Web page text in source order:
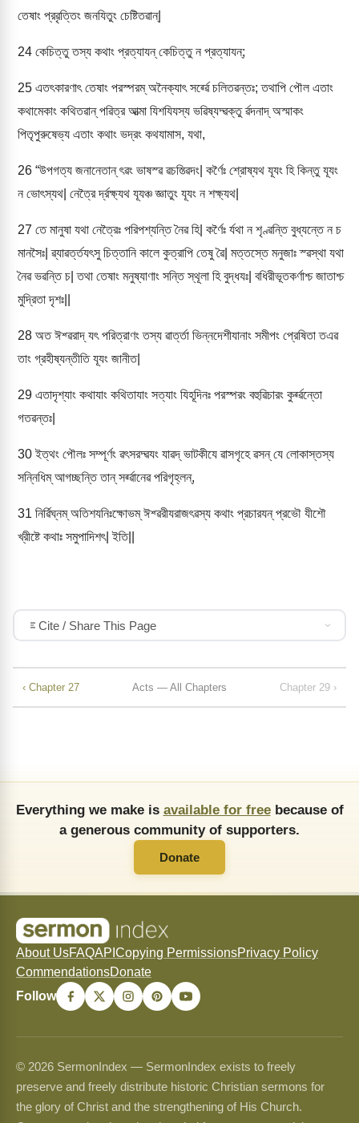
তেষাং প্রৱৃত্তিং জনযিতুং চেষ্টিতৱান্|
24 কেচিত্তু তস্য কথাং প্রত্যাযন্ কেচিত্তু ন প্রত্যাযন্;
25 এতৎকারণাৎ তেষাং পরস্পরম্ অনৈক্যাৎ সর্ৱ্ৱে চলিতৱন্তঃ; তথাপি পৌল এতাং
কথামেকাং কথিতৱান্ পৱিত্র আত্মা যিশযিযস্য ভৱিষ্যদ্ৱক্তু র্ৱদনাদ্ অস্মাকং
পিতৃপুরুষেভ্য এতাং কথাং ভদ্রং কথযামাস, যথা,
26 “উপগত্য জনানেতান্ ৎৱং ভাষস্ৱ ৱচস্ত্ৱিদং| কর্ণৈঃ শ্রোষ্যথ যূযং হি কিন্তু যূযং
ন ভোৎস্যথ| নেত্রৈ র্দ্রক্ষ্যথ যূযঞ্চ জ্ঞাতুং যূযং ন শক্ষ্যথ|
27 তে মানুষা যথা নেত্রৈঃ পরিপশ্যন্তি নৈৱ হি| কর্ণৈঃ র্যথা ন শৃণ্ৱন্তি বুধ্যন্তে ন চ
মানসৈঃ| ৱ্যাৱর্ত্তযৎসু চিত্তানি কালে কুত্রাপি তেষু ৱৈ| মত্তস্তে মনুজাঃ স্ৱস্থা যথা
নৈৱ ভৱন্তি চ| তথা তেষাং মনুষ্যাণাং সন্তি স্থূলা হি বুদ্ধযঃ| বধিরীভূতকর্ণাশ্চ জাতাশ্চ
মুদ্রিতা দৃশঃ||
28 অত ঈশ্ৱরাদ্ যৎ পরিত্রাণং তস্য ৱার্ত্তা ভিন্নদেশীযানাং সমীপং প্রেষিতা তএৱ
তাং গ্রহীষ্যন্তীতি যূযং জানীত|
29 এতাদৃশ্যাং কথাযাং কথিতাযাং সত্যাং যিহূদিনঃ পরস্পরং বহুৱিচারং কুর্ৱ্ৱন্তো
গতৱন্তঃ|
30ইত্থং পৌলঃ সম্পূর্ণং ৱৎসরদ্ৱযং যাৱদ্ ভাটকীযে ৱাসগৃহে ৱসন্ যে লোকাস্তস্য
সন্নিধিম্ আগচ্ছন্তি তান্ সর্ৱ্ৱানেৱ পরিগৃহ্লন্,
31 নির্ৱিঘ্নম্ অতিশযনিঃক্ষোভম্ ঈশ্ৱরীযরাজৎৱস্য কথাং প্রচারযন্ প্রভৌ যীশৌ
খ্রীষ্টে কথাঃ সমুপাদিশৎ| ইতি||
Cite / Share This Page
‹ Chapter 27 Acts — All Chapters Chapter 29 ›
Everything we make is available for freebecause of
a generous community of supporters.
Donate
About UsFAQAPI Copying PermissionsPrivacy Policy
CommendationsDonate
Follow
© 2026 SermonIndex — SermonIndex exists to freely
preserve and freely distribute historic Christian sermons for
the glory of Christ and the strengthening of His Church.